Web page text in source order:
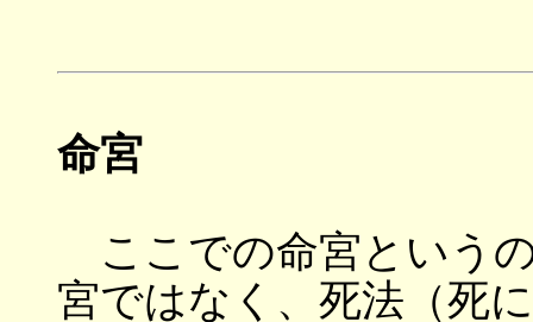
命宮
ここでの命宮という
宮ではなく、死法（死